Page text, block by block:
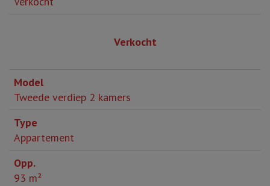
Verkocht
Tweede verdiep 2 kamers
Appartement
93 m²